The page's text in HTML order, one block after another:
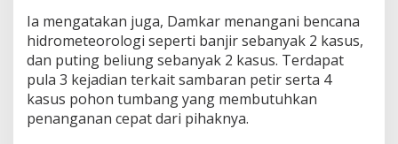
Ia mengatakan juga, Damkar menangani bencana
hidrometeorologi seperti banjir sebanyak 2 kasus,
dan puting beliung sebanyak 2 kasus. Terdapat
pula 3 kejadian terkait sambaran petir serta 4
kasus pohon tumbang yang membutuhkan
penanganan cepat dari pihaknya.